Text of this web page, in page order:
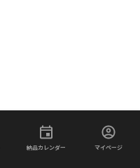
納品カレンダー マイページ